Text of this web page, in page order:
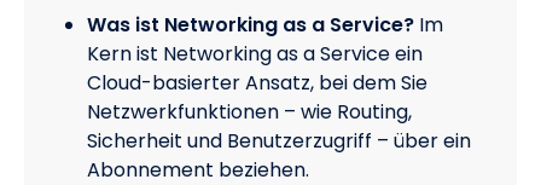
Was ist Networking as a Service? Im
Kern ist Networking as a Service ein
Cloud-basierter Ansatz, bei dem Sie
Netzwerkfunktionen – wie Routing,
Sicherheit und Benutzerzugriff – über ein
Abonnement beziehen.